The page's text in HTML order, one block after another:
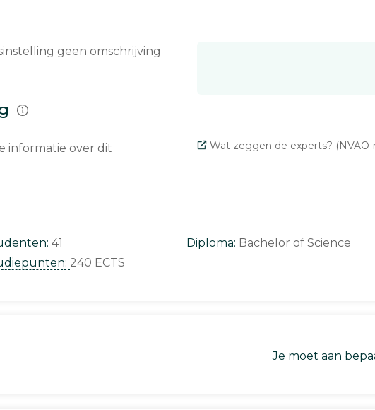
geen omschrijving
informatie over dit
Wat zeggen de experts? (NVAO-
41
240 ECTS
Diploma: Bachelor of Science
Je moet aan